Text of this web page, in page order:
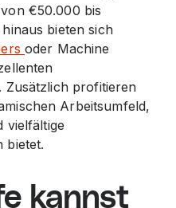
€50.000 bis
bieten sich
oder Machine
Zusätzlich profitieren
Arbeitsumfeld,
vielfältige
bietet.
kannst